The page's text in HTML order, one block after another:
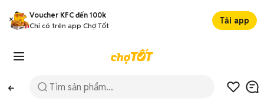
Voucher KFC đến 100k
Chỉ có trên app Chợ Tốt
Tải app